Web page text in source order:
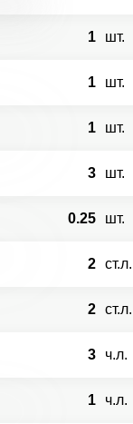
1 шт.
1 шт.
1 шт.
3 шт.
0.25 шт.
2 ст.л.
2 ст.л.
3 ч.л.
1 ч.л.